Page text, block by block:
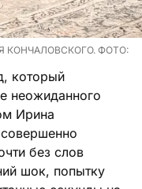
КОНЧАЛОВСКОГО. ФОТО:
который
неожиданного
Ирина
без слов
шок, попытку